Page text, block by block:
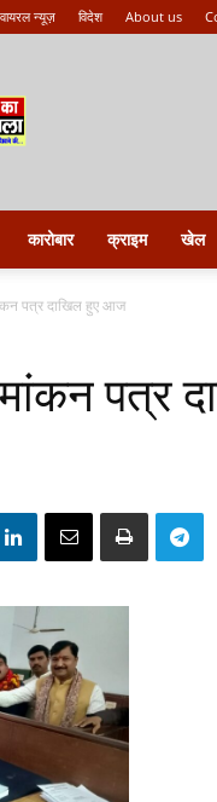
वायरल न्यूज़ विदेश About us
कारोबार क्राइम खेल
पत्र दाखिल हुए आज
पत्र